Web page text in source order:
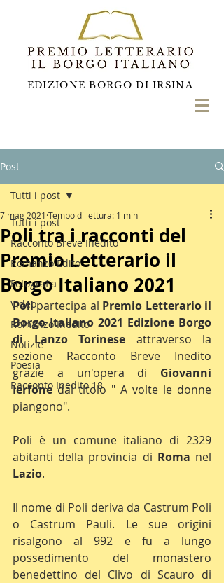
EDIZIONE BORGO DI IRSINA
Post
Tutti i post
Racconto Breve Inedito
Romanzo Edito
Fotografia
Video
Romanzo Inedito
Notizie
Poesia
Racconto Inedito 18
Tutti i post
Poli tra i racconti del
Premio Letterario il
Borgo Italiano 2021
7 mag 2021 Tempo di lettura: 1 min
Poli partecipa al Premio Letterario il
Borgo Italiano 2021 Edizione Borgo
di Lanzo Torinese attraverso la
sezione Racconto Breve Inedito
grazie a un'opera di Giovanni
Ierfone dal titolo " A volte le donne
piangono".
Poli è un comune italiano di 2329
abitanti della provincia di Roma
Lazio.
Il nome di Poli deriva da Castrum Poli
o Castrum Pauli. Le sue origini
risalgono al 992 e fu a lungo
possedimento del monastero
benedettino del Clivo di Scauro di